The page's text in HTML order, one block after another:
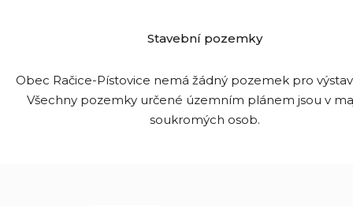
Stavební pozemky
Obec Račice-Pístovice nemá žádný pozemek pro
Všechny pozemky určené územním plánem jsou v
soukromých osob.